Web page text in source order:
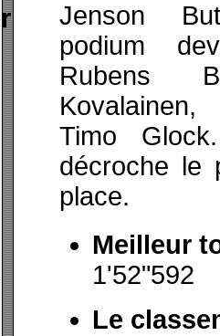
Jenson
podium
Rubens
Timo
décroche le
place.
Meilleur
1'52"592
Le